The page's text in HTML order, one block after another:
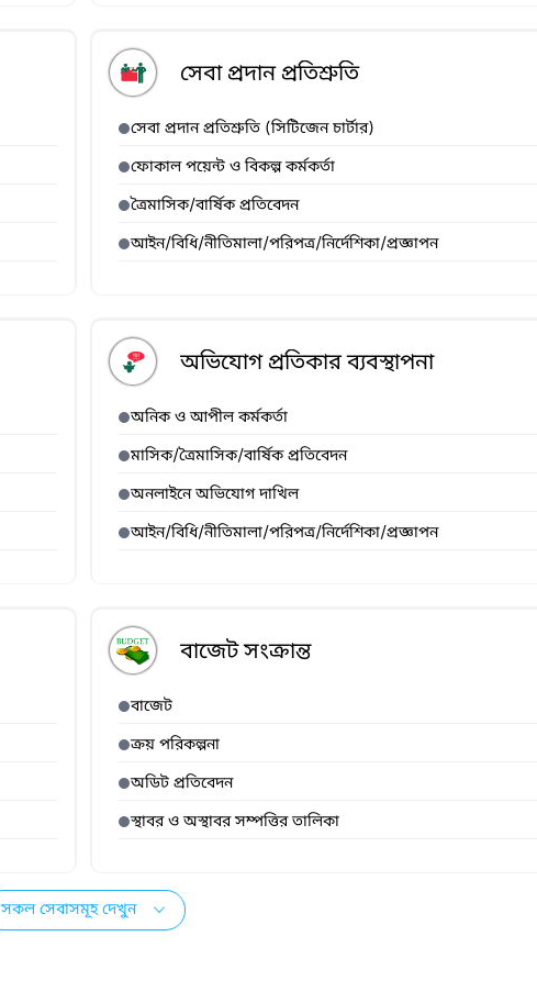
সেবা প্রদান প্রতিশ্রুতি
সেবা প্রদান প্রতিশ্রুতি (সিটিজেন চার্টার)
ফোকাল পয়েন্ট ও বিকল্প কর্মকর্তা
ত্রৈমাসিক/বার্ষিক প্রতিবেদন
আইন/বিধি/নীতিমালা/পরিপত্র/নির্দেশিকা/প্রজ্ঞাপন
অভিযোগ প্রতিকার ব্যবস্থাপনা
অনিক ও আপীল কর্মকর্তা
মাসিক/ত্রৈমাসিক/বার্ষিক প্রতিবেদন
অনলাইনে অভিযোগ দাখিল
আইন/বিধি/নীতিমালা/পরিপত্র/নির্দেশিকা/প্রজ্ঞাপন
বাজেট সংক্রান্ত
বাজেট
ক্রয় পরিকল্পনা
অডিট প্রতিবেদন
স্থাবর ও অস্থাবর সম্পত্তির তালিকা
সকল সেবাসমূহ দেখুন